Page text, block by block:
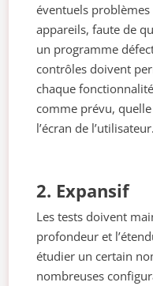
éventuels
appareils, faute de
un programme
contrôles doivent
chaque
comme prévu,
l’écran de l’utilisateur.
2. Expansif
Les tests doivent
profondeur et
étudier un certain
nombreuses